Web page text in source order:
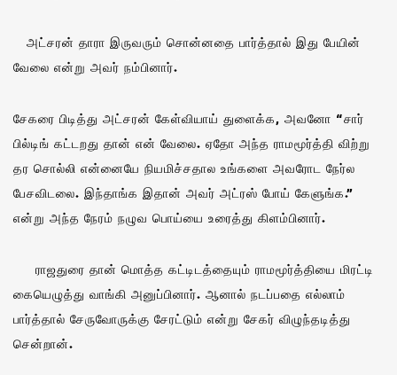
அட்சரன் தாரா இருவரும் சொன்னதை பார்த்தால் இது பேயின்
வேலை என்று அவர் நம்பினார்.
சேகரை பிடித்து அட்சரன் கேள்வியாய் துளைக்க, அவனோ “சார்
பில்டிங் கட்டறது தான் என் வேலை. ஏதோ அந்த ராமமூர்த்தி விற்று
தர சொல்லி என்னையே நியமிச்சதால உங்களை அவரோட நேர்ல
பேசவிடலை. இந்தாங்க இதான் அவர் அட்ரஸ் போய் கேளுங்க.”
என்று அந்த நேரம் நழுவ பொய்யை உரைத்து கிளம்பினார்.
ராஜதுரை தான் மொத்த கட்டிடத்தையும் ராமமூர்த்தியை மிரட்டி
கையெழுத்து வாங்கி அனுப்பினார். ஆனால் நடப்பதை எல்லாம்
பார்த்தால் சேருவோருக்கு சேரட்டும் என்று சேகர் விழுந்தடித்து
சென்றான்.